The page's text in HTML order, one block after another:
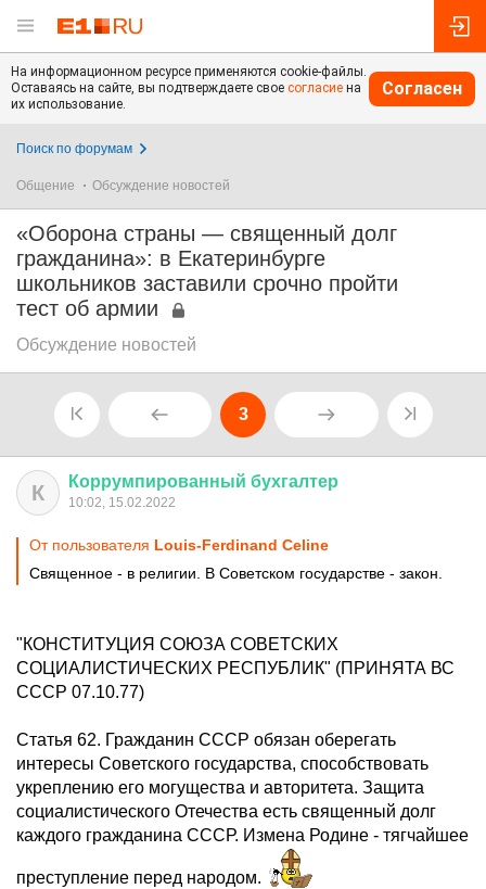
На информационном ресурсе применяются cookie-файлы.
Оставаясь на сайте, вы подтверждаете свое согласие на
их использование.
Согласен
Поиск по форумам
Общение Обсуждение новостей
«Оборона страны — священный долг
гражданина»: в Екатеринбурге
школьников заставили срочно пройти
тест об армии
Обсуждение новостей
3
К Коррумпированный бухгалтер
10:02, 15.02.2022
От пользователя Louis-Ferdinand Celine
Священное - в религии. В Советском государстве - закон.
"КОНСТИТУЦИЯ СОЮЗА СОВЕТСКИХ
СОЦИАЛИСТИЧЕСКИХ РЕСПУБЛИК" (ПРИНЯТА ВС
СССР 07.10.77)
Статья 62. Гражданин СССР обязан оберегать
интересы Советского государства, способствовать
укреплению его могущества и авторитета. Защита
социалистического Отечества есть священный долг
каждого гражданина СССР. Измена Родине - тягчайшее
преступление перед народом.